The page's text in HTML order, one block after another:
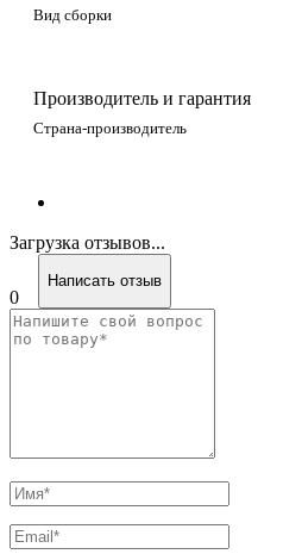
Вид сборки
Производитель и гарантия
Страна-производитель
Загрузка отзывов...
0
Написать отзыв